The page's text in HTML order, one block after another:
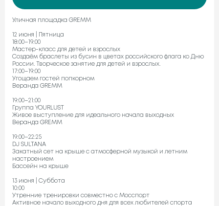
Уличная площадка GREMM
12 июня | Пятница
18:00–19:00
Мастер-класс для детей и взрослых
Создаём браслеты из бусин в цветах российского флага ко Дню
России. Творческое занятие для детей и взрослых.
17:00–19:00
Угощаем гостей попкорном
Веранда GREMM
19:00–21:00
Группа YOURLUST
Живое выступление для идеального начала выходных
Веранда GREMM
19:00–22:25
DJ SULTANA
Закатный сет на крыше с атмосферной музыкой и летним
настроением
Бассейн на крыше
13 июня | Суббота
10:00
Утренние тренировки совместно с Мосcпорт
Активное начало выходного дня для всех любителей спорта